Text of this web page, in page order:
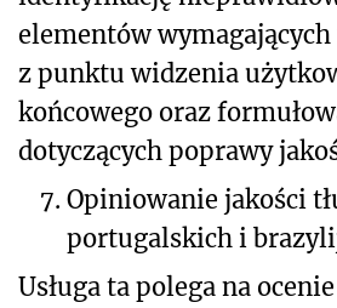
elementów
z punktu widzenia
końcowego oraz
dotyczących poprawy
7. Opiniowanie jakości
portugalskich i
Usługa ta polega na